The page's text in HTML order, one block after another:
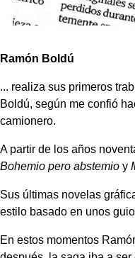
Ramón Boldú
... realiza sus primeros
Boldú, según me confió
camionero.
A partir de los años
Bohemio pero abstemio y
Sus últimas novelas
estilo basado en unos
En estos momentos